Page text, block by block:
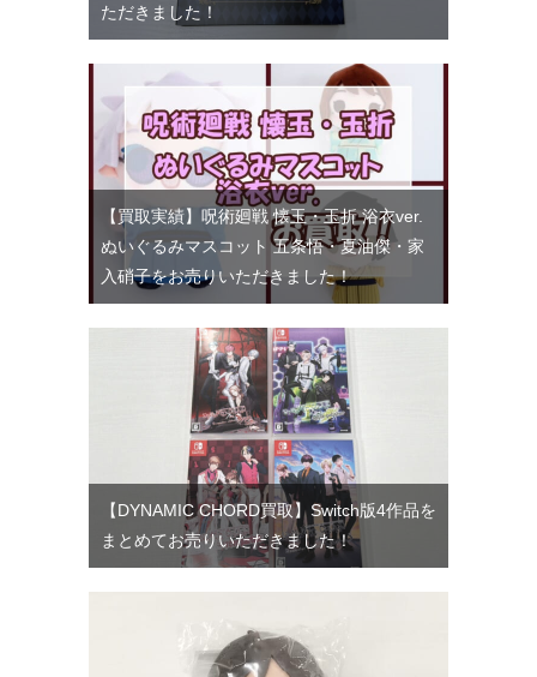
ただきました！
【買取実績】呪術廻戦 懐玉・玉折 浴衣ver.
ぬいぐるみマスコット 五条悟・夏油傑・家
入硝子をお売りいただきました！
【DYNAMIC CHORD買取】Switch版4作品を
まとめてお売りいただきました！